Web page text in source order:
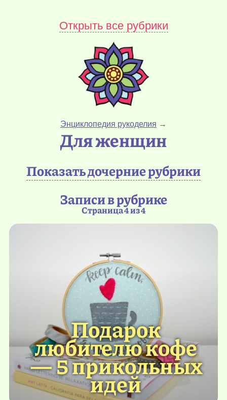
Открыть все рубрики
Энциклопедия рукоделия →
Для женщин
Показать дочерние рубрики
Записи в рубрике
Страница 4 из 4
Подарок
любителю кофе
— 5 прикольных
идей